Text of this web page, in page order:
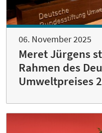
06. November 2025
Meret Jürgens
Rahmen des
Umweltpreises